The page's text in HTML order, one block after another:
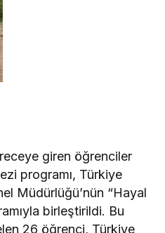
giren öğrenciler
programı, Türkiye
Müdürlüğü’nün “Hayal
birleştirildi. Bu
26 öğrenci, Türkiye